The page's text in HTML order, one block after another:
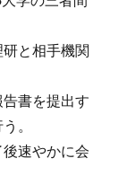
と相手機関
書を提出す
。
速やかに会